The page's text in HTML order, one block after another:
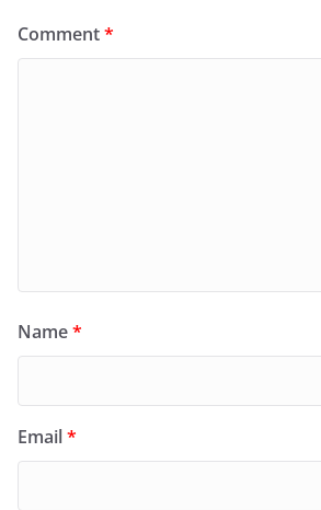
Comment*
Name*
Email*